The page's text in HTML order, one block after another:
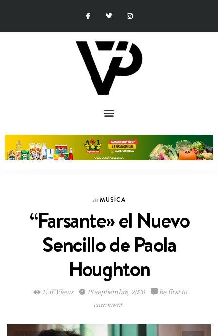
In MUSICA
“Farsante» el Nuevo
Sencillo de Paola
Houghton
1.3K Views 18 septiembre, 2020
Be first to
comment